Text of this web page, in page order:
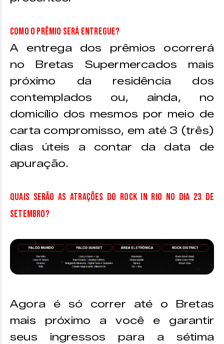
Como o prêmio será entregue?
A entrega dos prêmios ocorrerá
no Bretas Supermercados mais
próximo da residência dos
contemplados ou, ainda, no
domicílio dos mesmos por meio de
carta compromisso, em até 3 (três)
dias úteis a contar da data de
apuração.
Quais serão as atrações do Rock in Rio no dia 23 de
setembro?
Agora é só correr até o Bretas
mais próximo a você e garantir
seus ingressos para a sétima